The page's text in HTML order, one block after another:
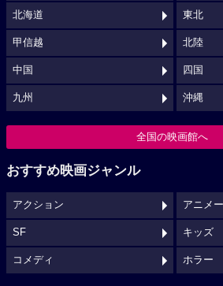
北海道 東北
甲信越 北陸
中国 四国
九州 沖縄
全国の映画館へ
おすすめ映画ジャンル
アクション アニメ
SF キッズ
コメディ ホラー